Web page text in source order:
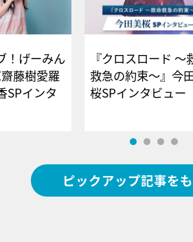
！げーみん
藤樹愛羅
SPインタ
『クロスロード ～
救急の約束～』今
桜SPインタビ
ピックアップ記事を